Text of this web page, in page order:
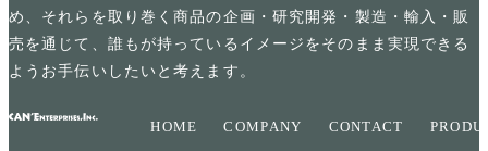
め、それらを取り巻く商品の企画・研究開発・製造・輸入・販
売を通じて、誰もが持っているイメージをそのまま実現できる
ようお手伝いしたいと考えます。
HOME COMPANY CONTACT